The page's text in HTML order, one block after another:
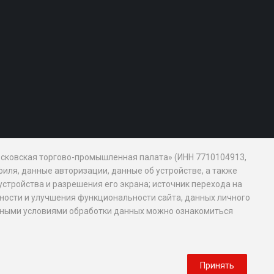
торгово-промышленная палата» (ИНН 7710104913,
данные авторизации, данные об устройстве, а также
и разрешения его экрана; источник перехода на
и улучшения функциональности сайта, данных личного
условиями обработки данных можно ознакомиться
Принять